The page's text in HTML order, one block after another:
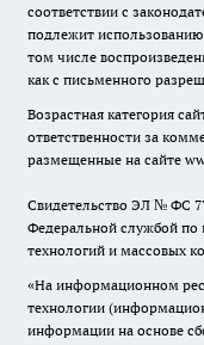
соответствии с
подлежит
том числе
как с письменного
Возрастная категория
ответственности за
размещенные на сайте
Свидетельство ЭЛ № ФС
Федеральной службой
технологий и массовых
«На информационном
технологии
информации на основе